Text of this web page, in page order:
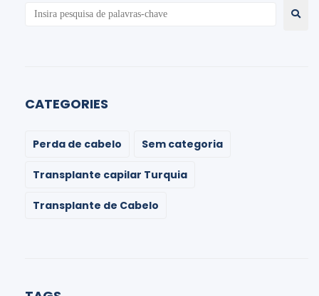
CATEGORIES
Perda de cabelo Sem categoria
Transplante capilar Turquia
Transplante de Cabelo